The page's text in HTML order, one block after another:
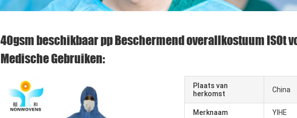
40gsm beschikbaar pp Beschermend overallkostuum ISOt
Medische Gebruiken:
Plaats van
herkomst
China
Merknaam YIHE